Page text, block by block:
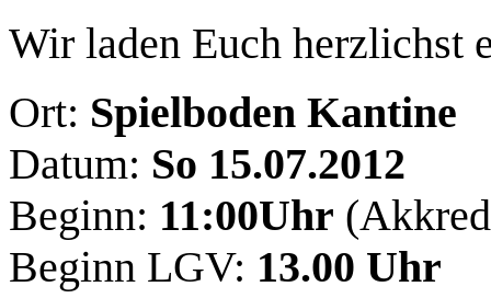
Wir laden Euch herzlichst
Ort: Spielboden Kantine
Datum: So 15.07.2012
Beginn: 11:00Uhr
Beginn LGV: 13.00 Uhr